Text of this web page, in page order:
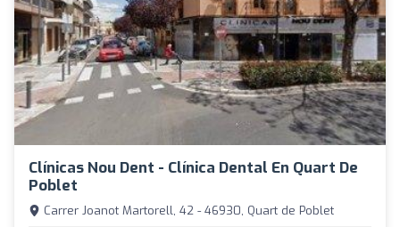
Clínicas Nou Dent - Clínica Dental En Quart De
Poblet
Carrer Joanot Martorell, 42 - 46930, Quart de Poblet